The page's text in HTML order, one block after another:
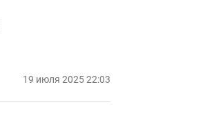
19 июля 2025 22:03